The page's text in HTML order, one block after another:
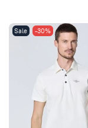
Sale -30%